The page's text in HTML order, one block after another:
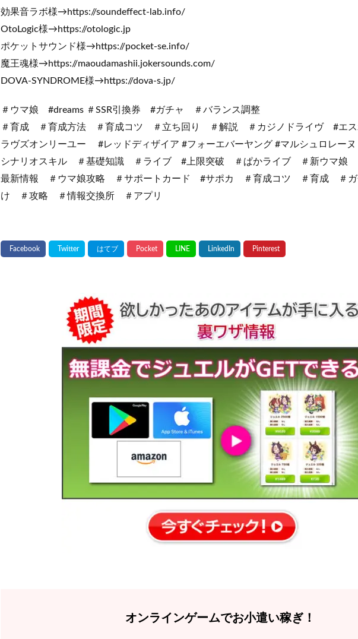
効果音ラボ様→https://soundeffect-lab.info/
OtoLogic様→https://otologic.jp
ポケットサウンド様→https://pocket-se.info/
魔王魂様→https://maoudamashii.jokersounds.com/
DOVA-SYNDROME様→https://dova-s.jp/
＃ウマ娘 #dreams ＃SSR引換券 #ガチャ ＃バランス調整
＃育成 ＃育成方法 ＃育成コツ ＃立ち回り ＃解説 ＃カジノドライヴ #エス
ラヴズオンリーユー #レッドディザイア #フォーエバーヤング #マルシュロレー
シナリオスキル ＃基礎知識 ＃ライブ #上限突破 ＃ぱかライブ ＃新ウマ娘
最新情報 ＃ウマ娘攻略 ＃サポートカード​​ #サポカ ＃育成コツ​​ ＃育成​​​​​​​​​ ＃ガ
け​​​​​​​​​ ＃攻略​​​​​​​​​ ＃情報交換所​​​​​​​​​ ＃アプリ
オンラインゲームでお小遣い稼ぎ！